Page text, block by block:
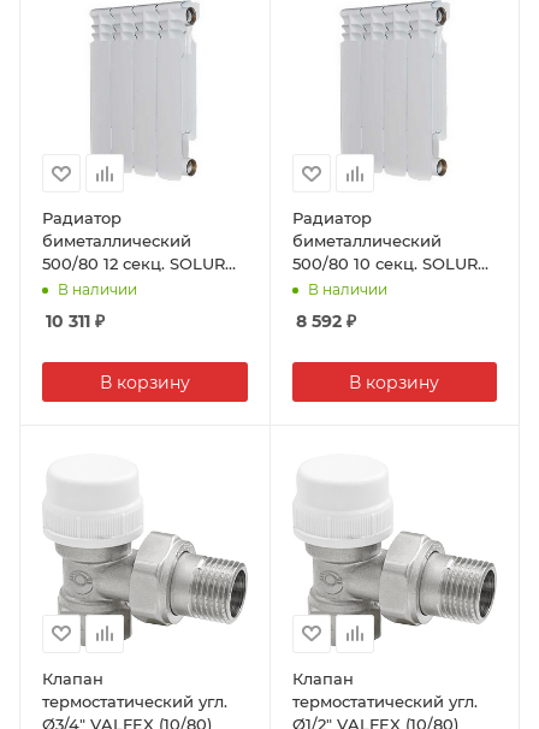
Радиатор
биметаллический
500/80 12 секц. SOLUR
PRESTIGE (190Вт)
В наличии
10 311 ₽
В корзину
Радиатор
биметаллический
500/80 10 секц. SOLUR
PRESTIGE (190Вт)
В наличии
8 592₽
В корзину
Клапан
термостатический угл.
Ø3/4" VALFEX (10/80)
Клапан
термостатический угл.
Ø1/2" VALFEX (10/80)